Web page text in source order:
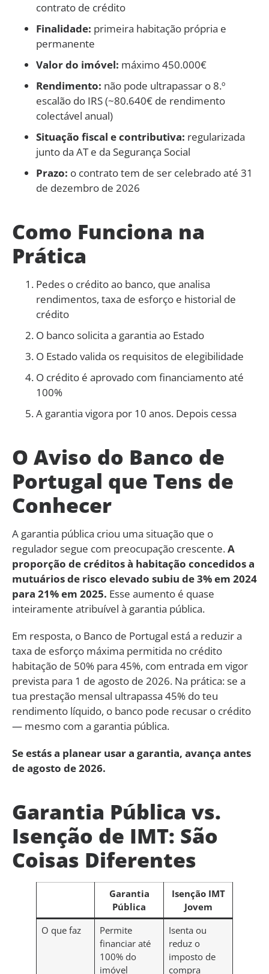
contrato de crédito
Finalidade: primeira habitação própria e
permanente
Valor do imóvel: máximo 450.000€
Rendimento: não pode ultrapassar o 8.º
escalão do IRS (~80.640€ de rendimento
colectável anual)
Situação fiscal e contributiva: regularizada
junto da AT e da Segurança Social
Prazo: o contrato tem de ser celebrado até 31
de dezembro de 2026
Como Funciona na
Prática
Pedes o crédito ao banco, que analisa
rendimentos, taxa de esforço e historial de
crédito
O banco solicita a garantia ao Estado
O Estado valida os requisitos de elegibilidade
O crédito é aprovado com financiamento até
100%
A garantia vigora por 10 anos. Depois cessa
O Aviso do Banco de
Portugal que Tens de
Conhecer
A garantia pública criou uma situação que o
regulador segue com preocupação crescente.A
proporção de créditos à habitação concedidos a
mutuários de risco elevado subiu de 3% em 2024
para 21% em 2025. Esse aumento é quase
inteiramente atribuível à garantia pública.
Em resposta, o Banco de Portugal está a reduzir a
taxa de esforço máxima permitida no crédito
habitação de 50% para 45%, com entrada em vigor
prevista para 1 de agosto de 2026. Na prática: se a
tua prestação mensal ultrapassa 45% do teu
rendimento líquido, o banco pode recusar o crédito
— mesmo com a garantia pública.
Se estás a planear usar a garantia, avança antes
de agosto de 2026.
Garantia Pública vs.
Isenção de IMT: São
Coisas Diferentes
Garantia
Pública
Isenção IMT
Jovem
O que faz
Permite
financiar até
100% do
imóvel
Isenta ou
reduz o
imposto de
compra